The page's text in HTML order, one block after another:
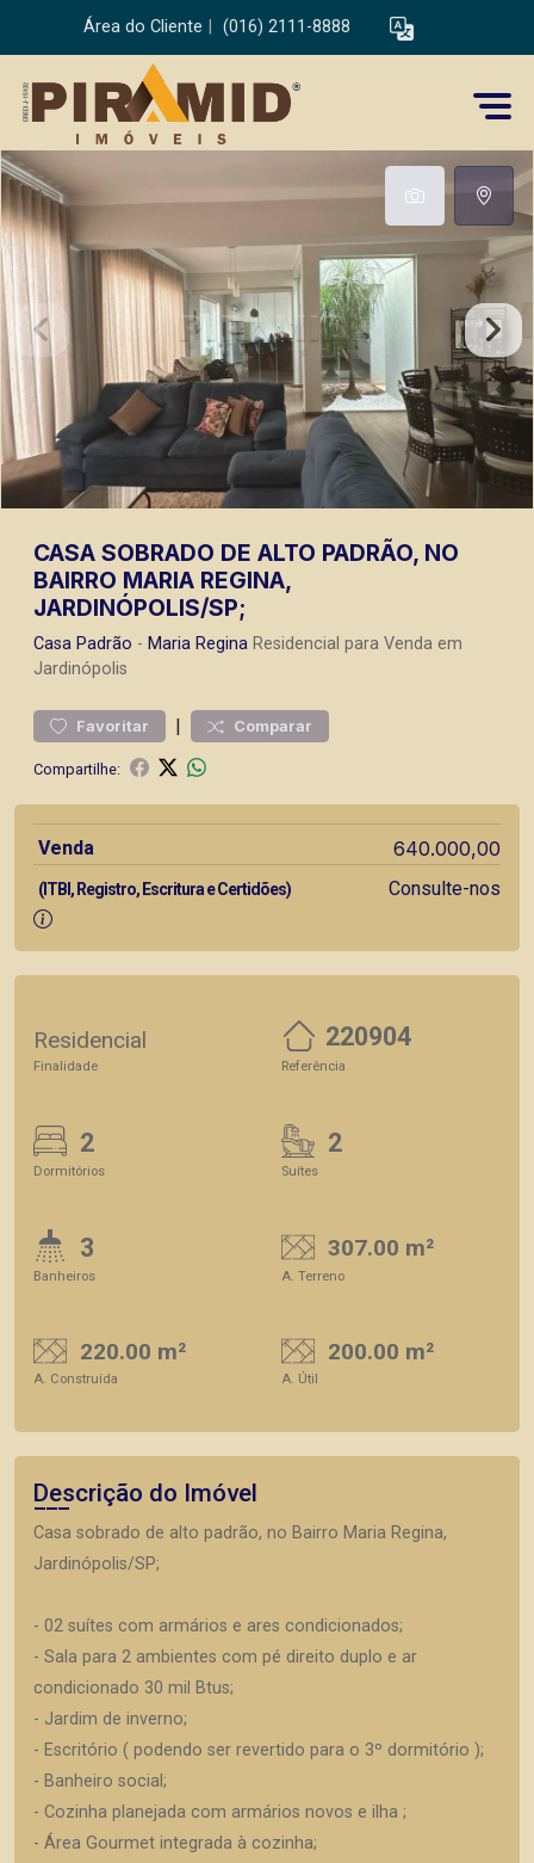
Área do Cliente (016) 2111-8888
CASA SOBRADO DE ALTO PADRÃO, NO
BAIRRO MARIA REGINA,
JARDINÓPOLIS/SP;
Casa Padrão - Maria Regina Residencial para Venda em
Jardinópolis
Favoritar | Comparar
Compartilhe:
Venda 640.000,00
(ITBI, Registro, Escritura e Certidões) Consulte-nos
Residencial
Finalidade
220904
Referência
2
Dormitórios
2
Suítes
3
Banheiros
307.00 m²
A. Terreno
220.00 m²
A. Construída
200.00 m²
A. Útil
Descrição do Imóvel
Casa sobrado de alto padrão, no Bairro Maria Regina,
Jardinópolis/SP;
- 02 suítes com armários e ares condicionados;
- Sala para 2 ambientes com pé direito duplo e ar
condicionado 30 mil Btus;
- Jardim de inverno;
- Escritório ( podendo ser revertido para o 3º dormitório );
- Banheiro social;
- Cozinha planejada com armários novos e ilha ;
- Área Gourmet integrada à cozinha;